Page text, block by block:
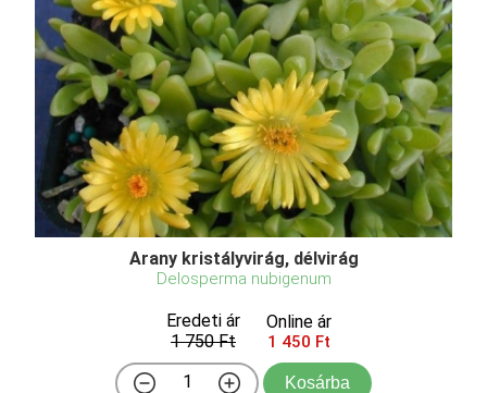
Arany kristályvirág, délvirág
Delosperma nubigenum
Eredeti ár
1 750 Ft
Online ár
1 450 Ft
Kosárba